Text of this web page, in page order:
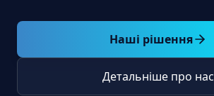
Наші рішення
Детальніше про нас